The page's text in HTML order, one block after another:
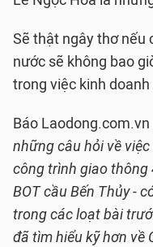
Sẽ thật ngây thơ nếu
nước sẽ không bao
trong việc kinh
Báo Laodong.com.vn
những câu hỏi về
công trình giao thông
BOT cầu Bến Thủy -
trong các loạt bài
đã tìm hiểu kỹ hơn về